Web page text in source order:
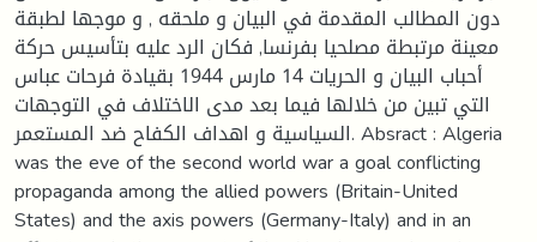
دون المطالب المقدمة في البيان و ملحقه , و موجها لطبقة
معينة مرتبطة مصلحيا بفرنسا, فكان الرد عليه بتأسيس حركة
أحباب البيان و الحريات 14 مارس 1944 بقيادة فرحات عباس
التي تبين من خلالها فيما بعد مدى الاختلاف في التوجهات
السياسية و اهداف الكفاح ضد المستعمر. Absract : Algeria
was the eve of the second world war a goal conflicting
propaganda among the allied powers (Britain-United
States) and the axis powers (Germany-Italy) and in an